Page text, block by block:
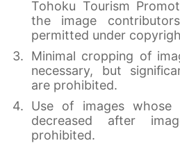
Tohoku Tourism
the image
permitted under
Minimal cropping of
necessary, but
are prohibited.
Use of images whose
decreased after
prohibited.